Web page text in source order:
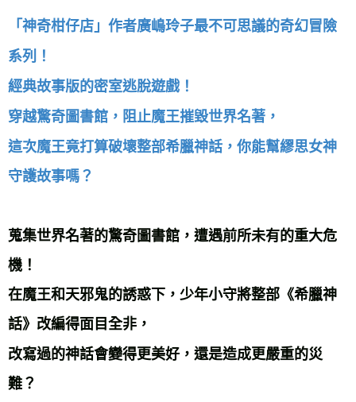
每筆NT$200，滿NT$99,999(含以上)免運費
海外叢書運費
「神奇柑仔店」作者廣嶋玲子最不可思議的奇幻冒險
系列！
經典故事版的密室逃脫遊戲！
穿越驚奇圖書館，阻止魔王摧毀世界名著，
這次魔王竟打算破壞整部希臘神話，你能幫繆思女神
守護故事嗎？
蒐集世界名著的驚奇圖書館，遭遇前所未有的重大危
機！
在魔王和天邪鬼的誘惑下，少年小守將整部《希臘神
話》改編得面目全非，
改寫過的神話會變得更美好，還是造成更嚴重的災
難？